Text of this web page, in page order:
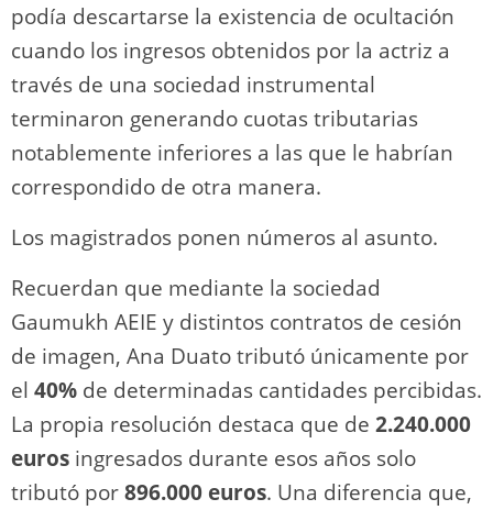
podía descartarse la existencia de ocultación
cuando los ingresos obtenidos por la actriz a
través de una sociedad instrumental
terminaron generando cuotas tributarias
notablemente inferiores a las que le habrían
correspondido de otra manera.
Los magistrados ponen números al asunto.
Recuerdan que mediante la sociedad
Gaumukh AEIE y distintos contratos de cesión
de imagen, Ana Duato tributó únicamente por
el 40% de determinadas cantidades percibidas.
La propia resolución destaca que de 2.240.000
euros ingresados durante esos años solo
tributó por896.000 euros. Una diferencia que,